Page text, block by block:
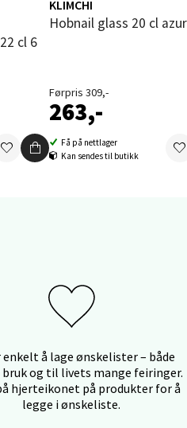
i
KLIMCHI
Hobnail glass 20 cl
Førpris 309,-
263,-
Få på nettlager
Kan sendes til butikk
enkelt å lage ønskelister – både
og til livets mange feiringer.
hjerteikonet på produkter for å
legge i ønskeliste.
Thon
0 i